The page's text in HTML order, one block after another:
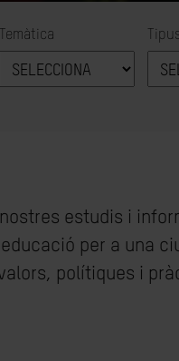
Temàtica
nostres estudis i
per a una
polítiques i